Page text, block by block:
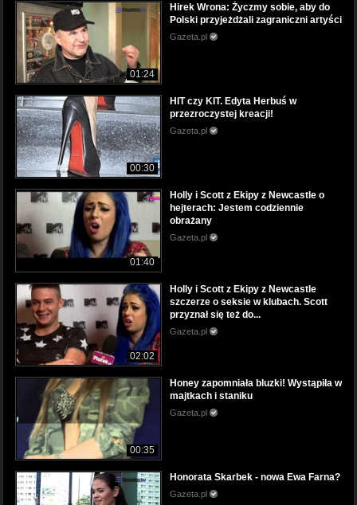
01:24
Hirek Wrona: Życzmy sobie, aby do
Polski przyjeżdżali zagraniczni artyści
Gazeta.pl
00:30
HIT czy KIT. Edyta Herbuś w
przezroczystej kreacji!
Gazeta.pl
01:40
Holly i Scott z Ekipy z Newcastle o
hejterach: Jestem codziennie
obrażany
Gazeta.pl
02:02
Holly i Scott z Ekipy z Newcastle
szczerze o seksie w klubach. Scott
przyznał się też do...
Gazeta.pl
00:35
Honey zapomniała bluzki! Wystąpiła w
majtkach i staniku
Gazeta.pl
Honorata Skarbek - nowa Ewa Farna?
Gazeta.pl